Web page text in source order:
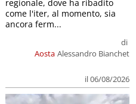
Aosta
di
Alessandro Bianchet
il 06/08/2026
regionale, dove ha ribadito
come l'iter, al momento, sia
ancora ferm...